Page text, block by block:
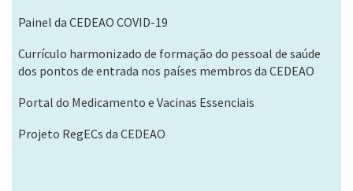
Painel da CEDEAO COVID-19
Currículo harmonizado de formação do pessoal de saúde
dos pontos de entrada nos países membros da CEDEAO
Portal do Medicamento e Vacinas Essenciais
Projeto RegECs da CEDEAO